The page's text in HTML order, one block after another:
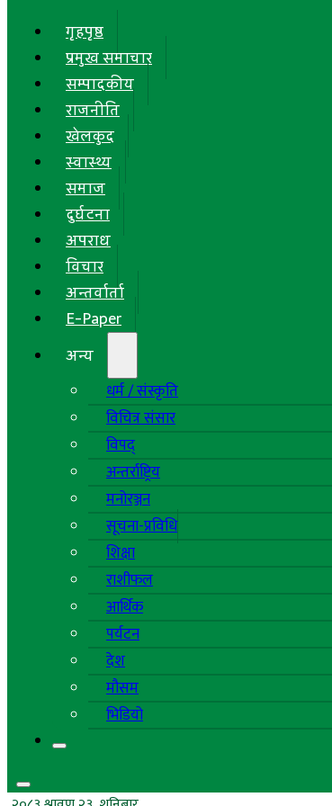
गृहपृष्ठ
प्रमुख समाचार
सम्पादकीय
राजनीति
खेलकुद
स्वास्थ्य
समाज
दुर्घटना
अपराध
विचार
अन्तर्वार्ता
E-Paper
अन्य
धर्म / संस्कृति
विचित्र संसार
विपद्
अन्तर्राष्ट्रिय
मनोरञ्जन
सूचना-प्रविधि
शिक्षा
राशीफल
आर्थिक
पर्यटन
देश
मौसम
भिडियो